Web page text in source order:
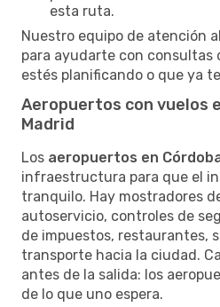
esta ruta.
Nuestro equipo de atención
para ayudarte con consultas
estés planificando o que ya
Aeropuertos con vuelos
Madrid
Los aeropuertos en
infraestructura para que el
tranquilo. Hay mostradores
autoservicio, controles de
de impuestos, restaurantes,
transporte hacia la ciudad.
antes de la salida: los
de lo que uno espera.